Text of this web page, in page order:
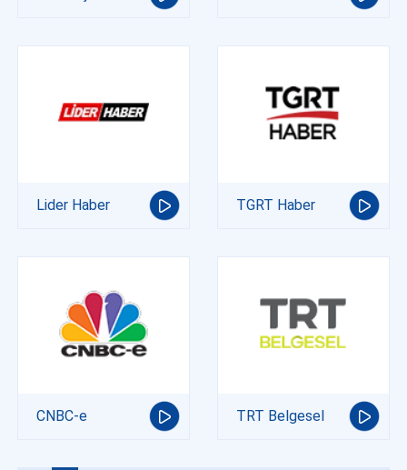
Lider Haber TGRT Haber
CNBC-e TRT Belgesel